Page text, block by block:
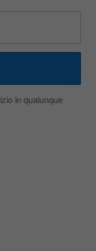
in qualunque